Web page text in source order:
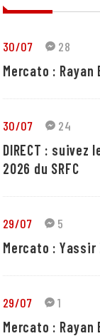
30/07 28
Mercato : Rayan
30/07 24
DIRECT :
2026 du SRFC
29/07 5
Mercato :
29/07 1
Mercato : Rayan